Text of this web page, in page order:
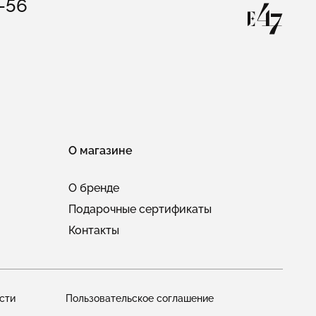
56
О магазине
О бренде
Подарочные сертификаты
Контакты
Пользовательское соглашение